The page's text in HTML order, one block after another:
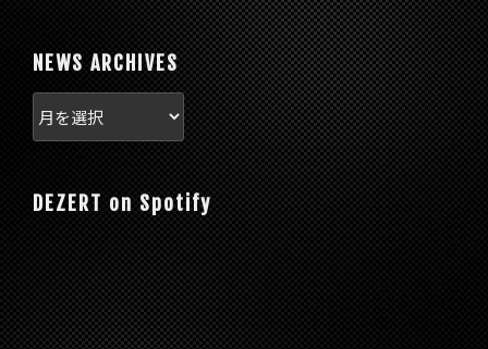
NEWS ARCHIVES
DEZERT on Spotify